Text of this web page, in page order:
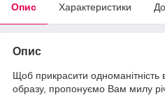
Опис Характеристики
Опис
Щоб прикрасити одноманітність
образу, пропонуємо Вам милу